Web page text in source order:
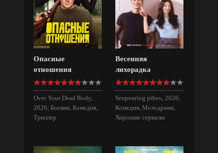
Опасные
отношения
Over Your Dead Body,
2026; Боевик, Комедия,
Триллер
Весенняя
лихорадка
Seupeuring pibeo, 2026;
Комедия, Мелодрама,
Хорошие сериалы